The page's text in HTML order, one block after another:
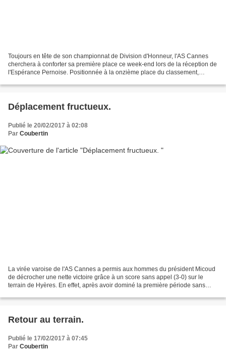
Toujours en tête de son championnat de Division d'Honneur, l'AS Cannes
cherchera à conforter sa première place ce week-end lors de la réception de
l'Espérance Pernoise. Positionnée à la onzième place du classement,
Déplacement fructueux.
Publié le 20/02/2017 à 02:08
Par Coubertin
La virée varoise de l'AS Cannes a permis aux hommes du président Micoud
de décrocher une nette victoire grâce à un score sans appel (3-0) sur le
terrain de Hyères. En effet, après avoir dominé la première période sans
Retour au terrain.
Publié le 17/02/2017 à 07:45
Par Coubertin